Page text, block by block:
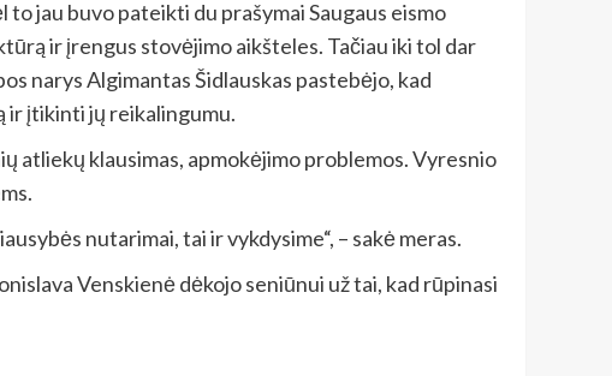
jau buvo pateikti du prašymai Saugaus eismo
ir įrengus stovėjimo aikšteles. Tačiau iki tol dar
narys Algimantas Šidlauskas pastebėjo, kad
ir įtikinti jų reikalingumu.
atliekų klausimas, apmokėjimo problemos. Vyresnio
nutarimai, tai ir vykdysime“, – sakė meras.
Venskienė dėkojo seniūnui už tai, kad rūpinasi